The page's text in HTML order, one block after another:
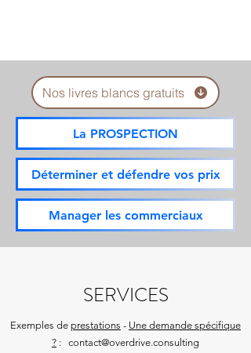
Nos livres blancs gratuits
La PROSPECTION
Déterminer et défendre vos prix
Manager les commerciaux
SERVICES
Exemples de prestations - Une demande spécifique
? : contact@overdrive.consulting